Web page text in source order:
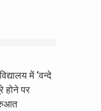
में ‘वन्दे
होने पर